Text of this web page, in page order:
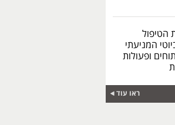
הטיפול
המניעתי
ופעולות
ראו עוד